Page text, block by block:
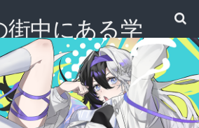
街中にある学
学校 ノアデ
ンカレッジ